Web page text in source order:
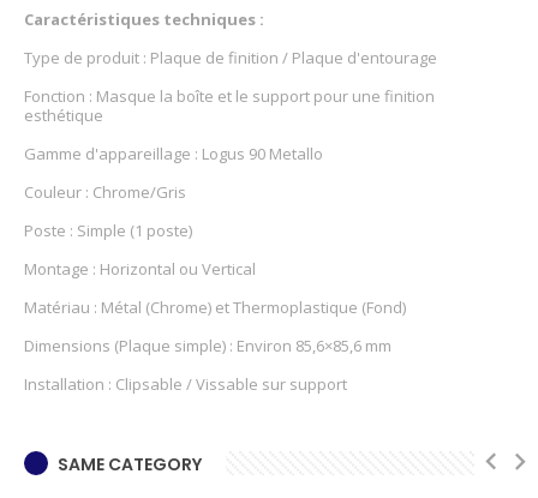
Caractéristiques techniques :
Type de produit : Plaque de finition / Plaque d'entourage
Fonction : Masque la boîte et le support pour une finition
esthétique
Gamme d'appareillage : Logus 90 Metallo
Couleur : Chrome/Gris
Poste : Simple (1 poste)
Montage : Horizontal ou Vertical
Matériau : Métal (Chrome) et Thermoplastique (Fond)
Dimensions (Plaque simple) : Environ 85,6×85,6 mm
Installation : Clipsable / Vissable sur support
SAME CATEGORY